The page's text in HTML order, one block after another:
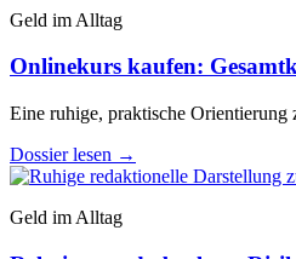
Geld im Alltag
Onlinekurs kaufen:
Eine ruhige, praktische
Dossier lesen →
Geld im Alltag